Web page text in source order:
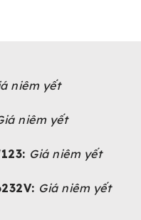
niêm yết
niêm yết
Giá niêm yết
Giá niêm yết